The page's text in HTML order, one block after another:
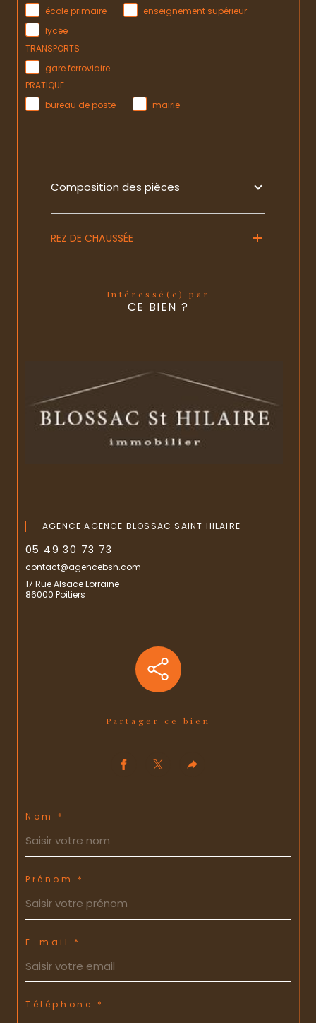
école primaire
enseignement supérieur
lycée
TRANSPORTS
gare ferroviaire
PRATIQUE
bureau de poste
mairie
Composition des pièces
REZ DE CHAUSSÉE
Intéressé(e) par
CE BIEN ?
AGENCE AGENCE BLOSSAC SAINT HILAIRE
05 49 30 73 73
contact@agencebsh.com
17 Rue Alsace Lorraine
86000 Poitiers
Partager ce bien
Nom *
Prénom *
E-mail *
Téléphone *